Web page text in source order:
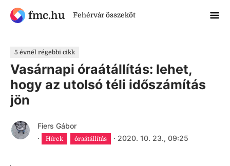
fmc.hu Fehérvár összeköt
5 évnél régebbi cikk
Vasárnapi óraátállítás: lehet,
hogy az utolsó téli időszámítás
jön
Fiers Gábor
·
Hírek óraátállítás · 2020. 10. 23., 09:25